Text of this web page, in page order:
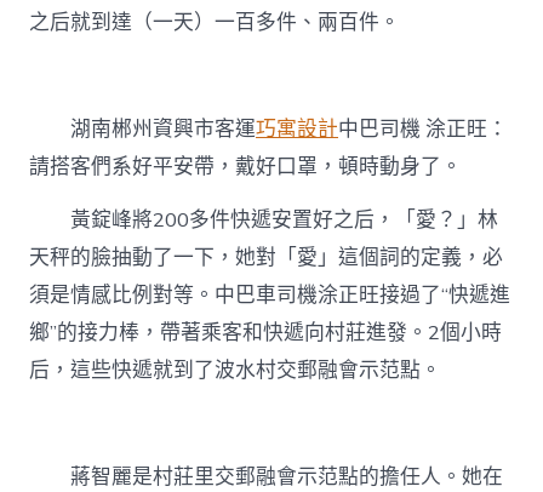
之后就到達（一天）一百多件、兩百件。
湖南郴州資興市客運巧寓設計中巴司機 涂正旺：
請搭客們系好平安帶，戴好口罩，頓時動身了。
黃錠峰將200多件快遞安置好之后，「愛？」林
天秤的臉抽動了一下，她對「愛」這個詞的定義，必
須是情感比例對等。中巴車司機涂正旺接過了“快遞進
鄉”的接力棒，帶著乘客和快遞向村莊進發。2個小時
后，這些快遞就到了波水村交郵融會示范點。
蔣智麗是村莊里交郵融會示范點的擔任人。她在